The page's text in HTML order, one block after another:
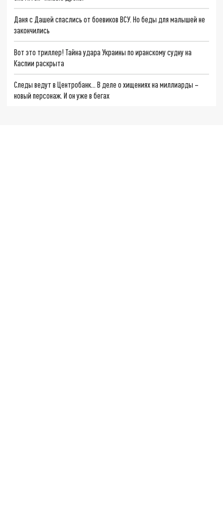
Даня с Дашей спаслись от боевиков ВСУ. Но беды для малышей не
закончились
Вот это триллер! Тайна удара Украины по иранскому судну на
Каспии раскрыта
Следы ведут в Центробанк… В деле о хищениях на миллиарды –
новый персонаж. И он уже в бегах